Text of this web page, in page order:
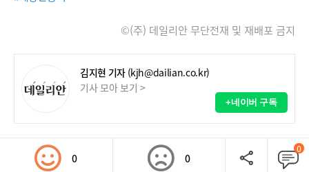
©(주) 데일리안 무단전재 및 재배포 금지
김지현 기자 (kjh@dailian.co.kr)
기사 모아 보기 >
+네이버 구독
0 0
0